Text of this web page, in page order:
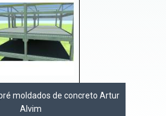
moldados de concreto Artur
Alvim